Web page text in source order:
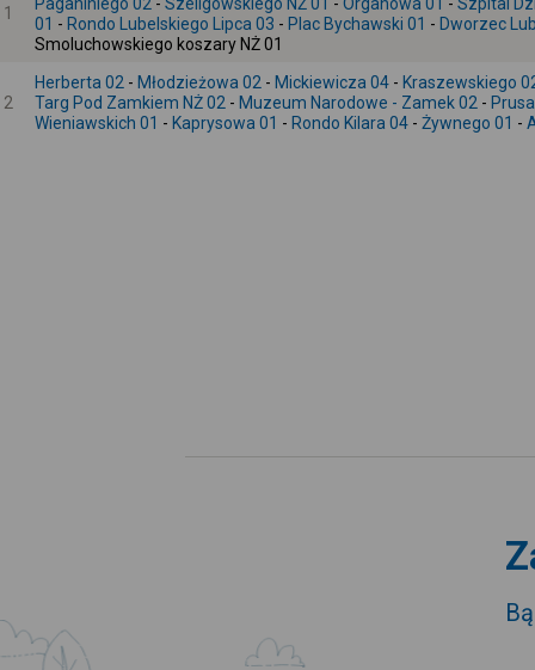
1
01 - Rondo Lubelskiego Lipca 03 - Plac Bychawski 01 - Dworzec
Smoluchowskiego koszary NŻ 01
2
Herberta 02 - Młodzieżowa 02 - Mickiewicza 04 - Kraszewskiego
Targ Pod Zamkiem NŻ 02 - Muzeum Narodowe - Zamek 02 -
Wieniawskich 01 - Kaprysowa 01 - Rondo Kilara 04 - Żywnego 01 -